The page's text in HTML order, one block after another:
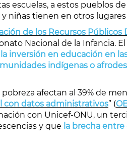
escuelas, a estos pueblos
niñas tienen en otros lugares
de los Recursos Públicos
Nacional de la Infancia.
inversión en educación en
indígenas o
afectan al 39% de
con datos administrativos” (
con Unicef-ONU, un
y que la brecha